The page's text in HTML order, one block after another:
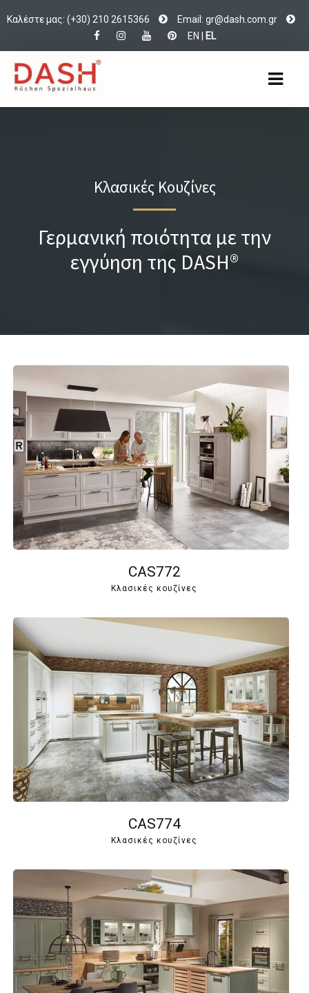
Καλέστε μας: (+30) 210 2615366 Email: rg.mo
c.hsa
d@rg
EN
EL
Κλασικές Κουζίνες
Γερμανική ποιότητα με την
εγγύηση της DASH®
CAS772
Κλασικές κουζίνες
CAS774
Κλασικές κουζίνες